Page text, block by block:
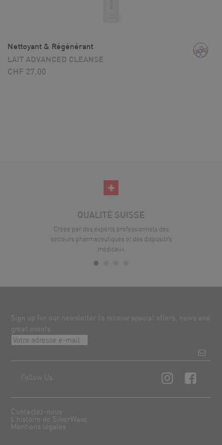
Nettoyant & Régénérant
LAIT ADVANCED CLEANSE
CHF 27.00
QUALITÉ SUISSE
Créée par des experts professionnels des
secteurs pharmaceutiques et des dispositifs
médicaux
Sign up for our newsletter to receive special offers, news and
great events.
Follow Us
Contactez-nous
L’histoire de SilverWave
Mentions légales